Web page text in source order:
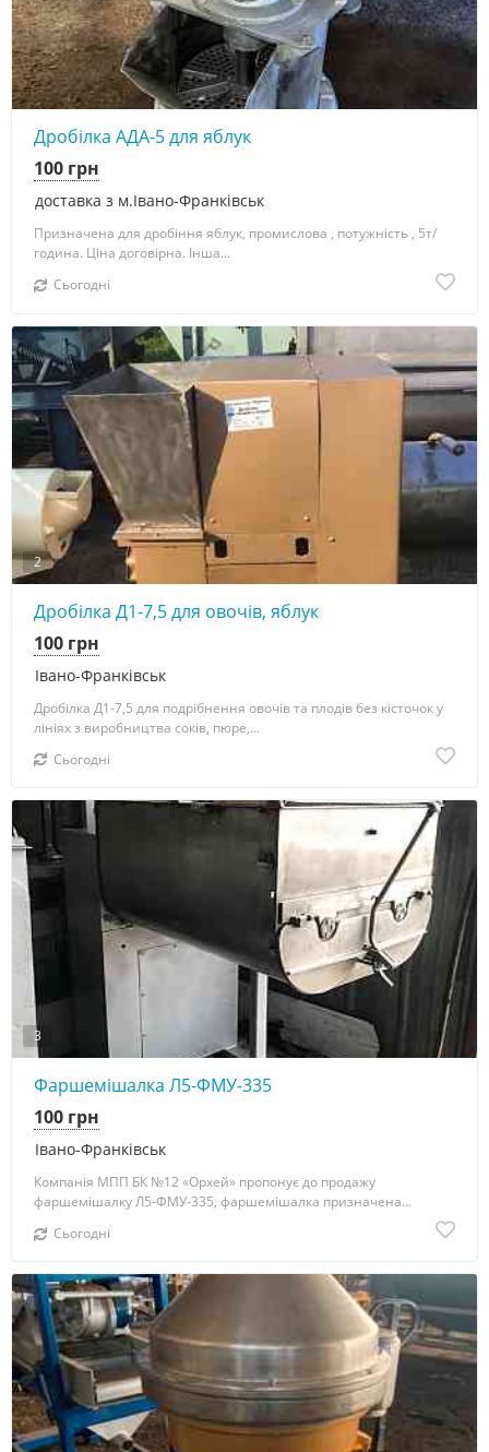
Дробілка АДА-5 для яблук
доставка з м.Івано-Франківськ
100 грн
Призначена для дробіння яблук, промислова , потужність , 5т/
година. Ціна договірна. Інша...
Сьогодні
2
Дробілка Д1-7,5 для овочів, яблук
Івано-Франківськ
100 грн
Дробілка Д1-7,5 для подрібнення овочів та плодів без кісточок у
лініях з виробництва соків, пюре,...
Сьогодні
3
Фаршемішалка Л5-ФМУ-335
Івано-Франківськ
100 грн
Компанія МПП БК №12 «Орхей» пропонує до продажу
фаршемішалку Л5-ФМУ-335, фаршемішалка призначена...
Сьогодні